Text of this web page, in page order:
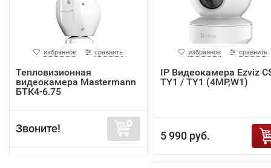
избранное сравнить
Тепловизионная
видеокамера Mastermann
БТК4-6.75
Звоните!
избранное сравнить
IP Видеокамера Ezviz
TY1 / TY1 (4MP,W1)
5 990 руб.